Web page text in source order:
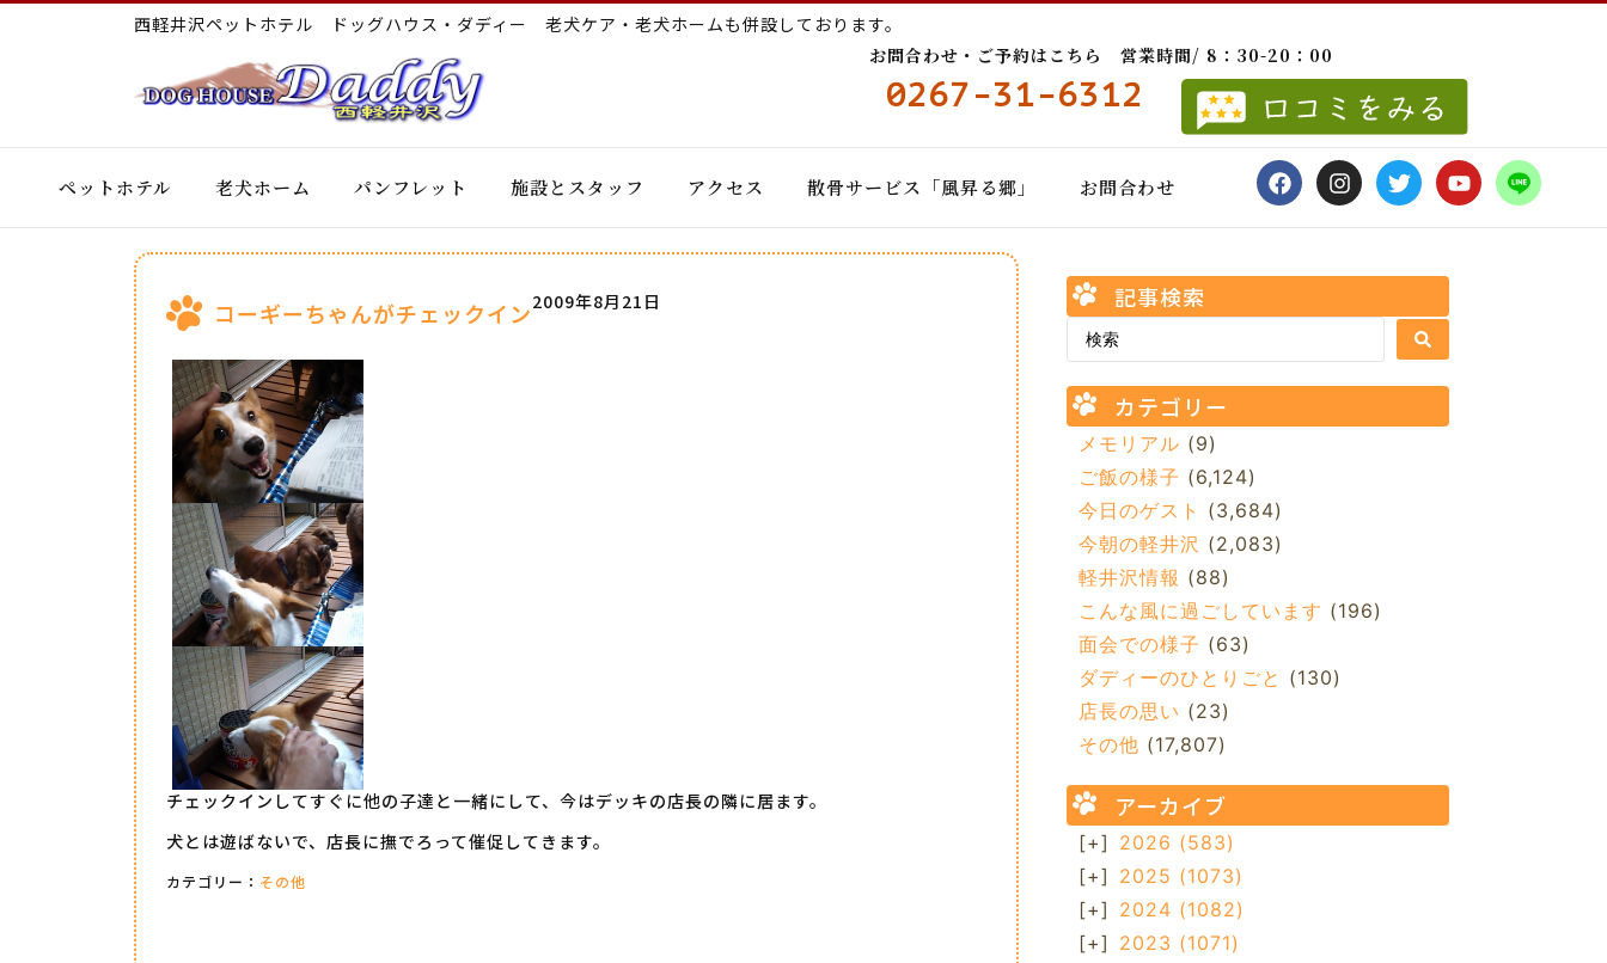
西軽井沢ペットホテル ドッグハウス・ダディー 老犬ケア・老犬ホームも併設しております。
お問合わせ・ご予約はこちら 営業時間/ 8：30-20：00
0267-31-6312
ペットホテル 老犬ホーム パンフレット 施設とスタッフ アクセス 散骨サービス「風昇る郷」 お問合わせ
コーギーちゃんがチェックイン2009年8月21日
チェックインしてすぐに他の子達と一緒にして、今はデッキの店長の隣に居ます。
犬とは遊ばないで、店長に撫でろって催促してきます。
カテゴリー： その他
記事検索
カテゴリー
メモリアル (9)
ご飯の様子 (6,124)
今日のゲスト (3,684)
今朝の軽井沢 (2,083)
軽井沢情報 (88)
こんな風に過ごしています (196)
面会での様子 (63)
ダディーのひとりごと (130)
店長の思い (23)
その他 (17,807)
アーカイブ
[+] 2026 (583)
[+] 2025 (1073)
[+] 2024 (1082)
[+] 2023 (1071)